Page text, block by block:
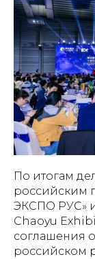
По итогам
российским
ЭКСПО РУС»
Chaoyu
соглашения
российском